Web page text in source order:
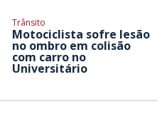
Trânsito
Motociclista sofre lesão
no ombro em colisão
com carro no
Universitário